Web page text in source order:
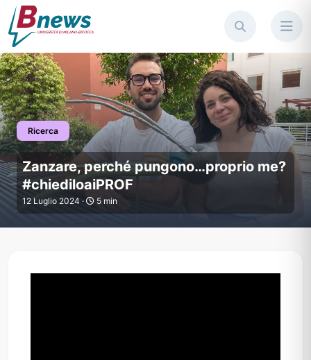
Ricerca
Zanzare, perché
Zanzare, perché pungono…proprio me?
#chiediloaiPROF
12 Luglio 2024 · 5 min